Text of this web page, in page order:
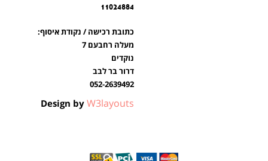
11024884
כתובת רכישה / נקודת איסוף:
מעלה רחבעם 7
נוקדים
דרור בר לבב
052-2639492
Design by W3layouts